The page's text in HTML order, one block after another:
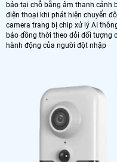
báo tại chỗ bằng âm thanh cảnh
điện thoại khi phát hiện chuyển
camera trang bị chip xử lý AI
báo đồng thời theo dỏi đối tượng
hành động của người đột nhập